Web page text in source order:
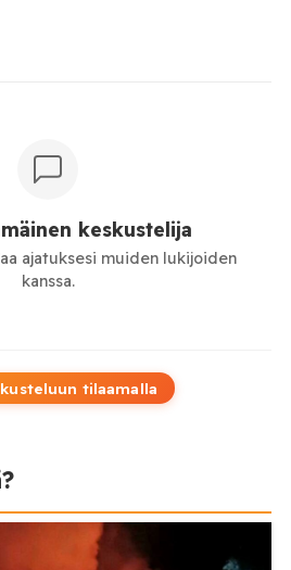
keskustelija
ajatuksesi muiden lukijoiden
kanssa.
tilaamalla